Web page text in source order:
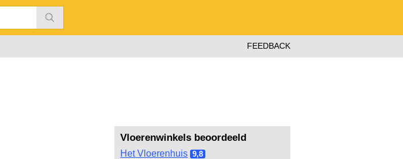
FEEDBACK
Vloerenwinkels beoordeeld
Het Vloerenhuis 9,8